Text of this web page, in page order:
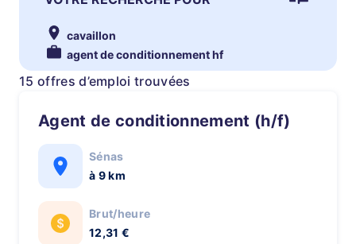
cavaillon
agent de conditionnement hf
15 offres d’emploi trouvées
Agent de conditionnement (h/f)
Sénas
à 9 km
Brut/heure
12,31 €